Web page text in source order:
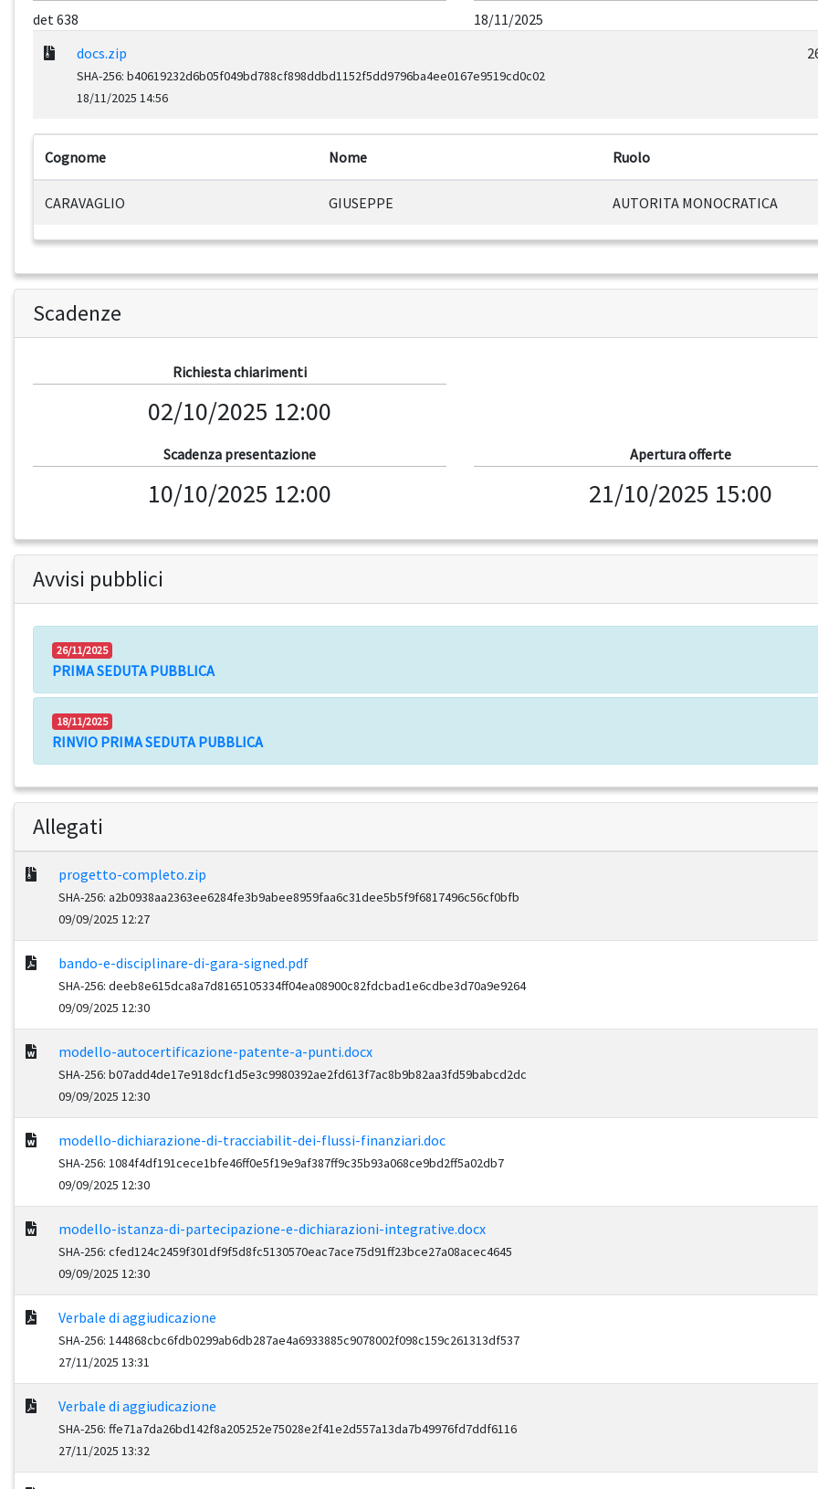
det 638
18/11/2025
docs.zip
SHA-256: b40619232d6b05f049bd788cf898ddbd1152f5dd9796ba4ee0167e9519cd0c02
18/11/2025 14:56
Cognome Nome Ruolo
CARAVAGLIO GIUSEPPE AUTORITA MONOCRATICA
Scadenze
Richiesta chiarimenti
02/10/2025 12:00
Scadenza presentazione
10/10/2025 12:00
Apertura offerte
21/10/2025 15:00
Avvisi pubblici
26/11/2025
PRIMA SEDUTA PUBBLICA
18/11/2025
RINVIO PRIMA SEDUTA PUBBLICA
Allegati
progetto-completo.zip
SHA-256: a2b0938aa2363ee6284fe3b9abee8959faa6c31dee5b5f9f6817496c56cf0bfb
09/09/2025 12:27
bando-e-disciplinare-di-gara-signed.pdf
SHA-256: deeb8e615dca8a7d8165105334ff04ea08900c82fdcbad1e6cdbe3d70a9e9264
09/09/2025 12:30
modello-autocertificazione-patente-a-punti.docx
SHA-256: b07add4de17e918dcf1d5e3c9980392ae2fd613f7ac8b9b82aa3fd59babcd2dc
09/09/2025 12:30
modello-dichiarazione-di-tracciabilit-dei-flussi-finanziari.doc
SHA-256: 1084f4df191cece1bfe46ff0e5f19e9af387ff9c35b93a068ce9bd2ff5a02db7
09/09/2025 12:30
modello-istanza-di-partecipazione-e-dichiarazioni-integrative.docx
SHA-256: cfed124c2459f301df9f5d8fc5130570eac7ace75d91ff23bce27a08acec4645
09/09/2025 12:30
Verbale di aggiudicazione
SHA-256: 144868cbc6fdb0299ab6db287ae4a6933885c9078002f098c159c261313df537
27/11/2025 13:31
Verbale di aggiudicazione
SHA-256: ffe71a7da26bd142f8a205252e75028e2f41e2d557a13da7b49976fd7ddf6116
27/11/2025 13:32